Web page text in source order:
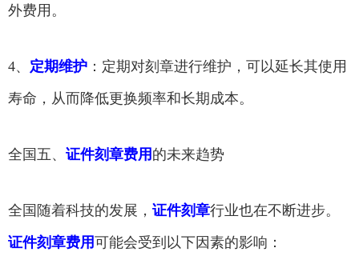
外费用。
4、 定期维护 ：定期对刻章进行维护，可以延长其使用
寿命，从而降低更换频率和长期成本。
全国五、 证件刻章费用 的未来趋势
全国随着科技的发展， 证件刻章行业也在不断进步。
证件刻章费用可能会受到以下因素的影响：